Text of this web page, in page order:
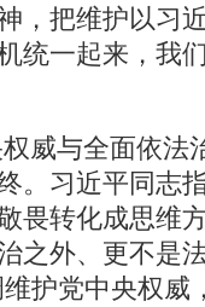
，把维护以习
统一起来，我
威与全面依法
。习近平同志
畏转化成思维
之外、更不是
维护党中央权